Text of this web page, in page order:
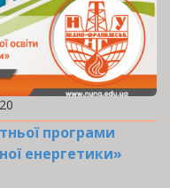
програми
енергетики»